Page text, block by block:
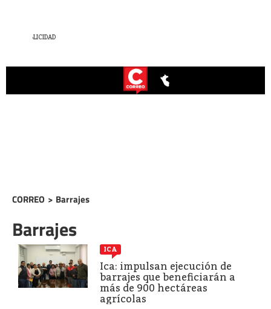
CORREO > Barrajes
Barrajes
ICA
Ica: impulsan ejecución de
barrajes que beneficiarán a
más de 900 hectáreas
agrícolas